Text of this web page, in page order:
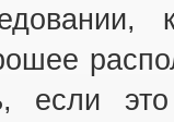
если